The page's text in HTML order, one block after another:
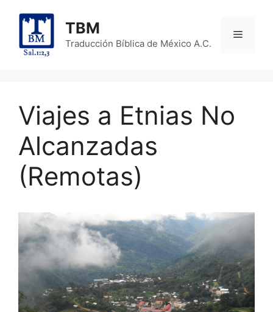
content
TBM
Traducción Bíblica de México A.C.
Menu
Viajes a Etnias No
Alcanzadas
(Remotas)